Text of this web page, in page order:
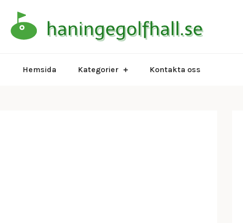
Hemsida Kategorier Kontakta oss